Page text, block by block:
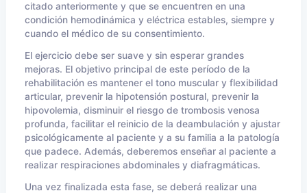
citado anteriormente y que se encuentren en una
condición hemodinámica y eléctrica estables, siempre y
cuando el médico de su consentimiento.
El ejercicio debe ser suave y sin esperar grandes
mejoras. El objetivo principal de este período de la
rehabilitación es mantener el tono muscular y flexibilidad
articular, prevenir la hipotensión postural, prevenir la
hipovolemia, disminuir el riesgo de trombosis venosa
profunda, facilitar el reinicio de la deambulación y ajustar
psicológicamente al paciente y a su familia a la patología
que padece. Además, deberemos enseñar al paciente a
realizar respiraciones abdominales y diafragmáticas.
Una vez finalizada esta fase, se deberá realizar una